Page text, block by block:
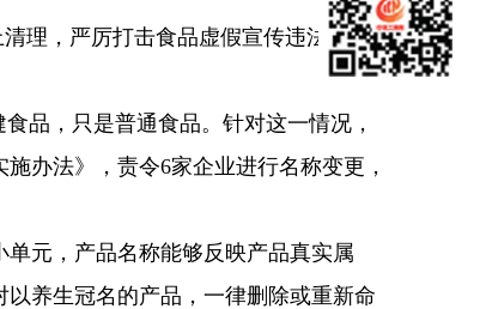
理，严厉打击食品虚假宣传违法行
品，只是普通食品。针对这一情况，
办法》，责令6家企业进行名称变更，
元，产品名称能够反映产品真实属
养生冠名的产品，一律删除或重新命